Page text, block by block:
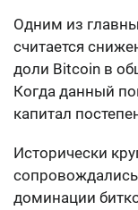
Одним из
считается
доли Bitcoin в
Когда данный
капитал
Исторически
доминации